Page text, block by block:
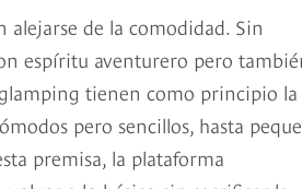
de la comodidad. Sin
espíritu aventurero pero
tienen como principio la
pero sencillos, hasta
premisa, la plataforma